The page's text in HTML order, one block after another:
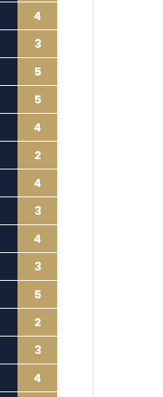
4
3
5
5
4
2
4
3
4
3
5
2
3
4